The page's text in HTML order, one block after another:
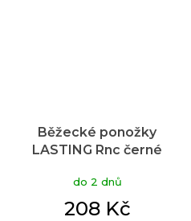
Běžecké ponožky
LASTING Rnc černé
do 2 dnů
208 Kč